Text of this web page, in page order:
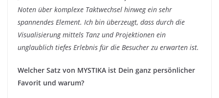
Noten über komplexe Taktwechsel hinweg ein sehr
spannendes Element. Ich bin überzeugt, dass durch die
Visualisierung mittels Tanz und Projektionen ein
unglaublich tiefes Erlebnis für die Besucher zu erwarten ist.
Welcher Satz von MYSTIKA ist Dein ganz persönlicher
Favorit und warum?